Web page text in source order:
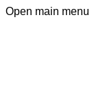
Open main menu